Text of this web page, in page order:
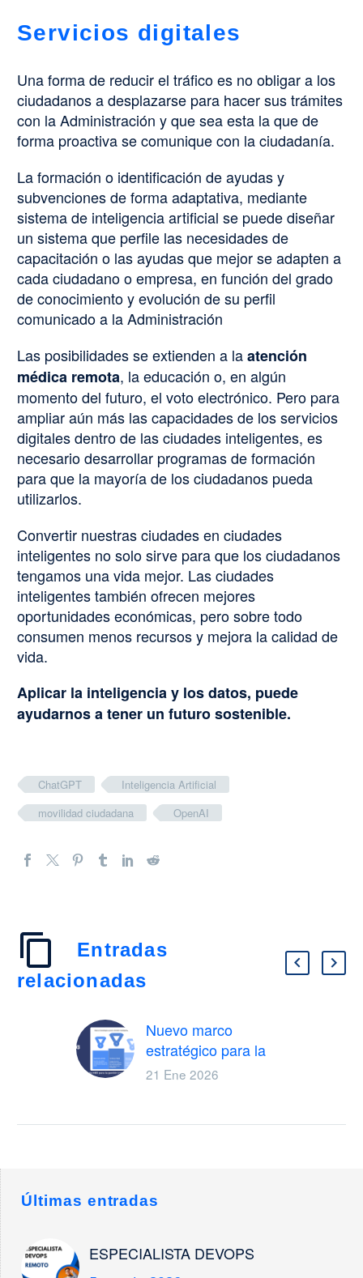
Servicios digitales
Una forma de reducir el tráfico es no obligar a los
ciudadanos a desplazarse para hacer sus trámites
con la Administración y que sea esta la que de
forma proactiva se comunique con la ciudadanía.
La formación o identificación de ayudas y
subvenciones de forma adaptativa, mediante
sistema de inteligencia artificial se puede diseñar
un sistema que perfile las necesidades de
capacitación o las ayudas que mejor se adapten a
cada ciudadano o empresa, en función del grado
de conocimiento y evolución de su perfil
comunicado a la Administración
Las posibilidades se extienden a laatención
médica remota, la educación o, en algún
momento del futuro, el voto electrónico. Pero para
ampliar aún más las capacidades de los servicios
digitales dentro de las ciudades inteligentes, es
necesario desarrollar programas de formación
para que la mayoría de los ciudadanos pueda
utilizarlos.
Convertir nuestras ciudades en ciudades
inteligentes no solo sirve para que los ciudadanos
tengamos una vida mejor. Las ciudades
inteligentes también ofrecen mejores
oportunidades económicas, pero sobre todo
consumen menos recursos y mejora la calidad de
vida.
Aplicar la inteligencia y los datos, puede
ayudarnos a tener un futuro sostenible.
ChatGPT
Inteligencia Artificial
movilidad ciudadana
OpenAI
Entradas
relacionadas
Nuevo marco
estratégico para la
gestión avanzada del
casos de uso
para España Durante
transformación digital
de ciudades y
21 Ene 2026
Últimas entradas
ESPECIALISTA DEVOPS